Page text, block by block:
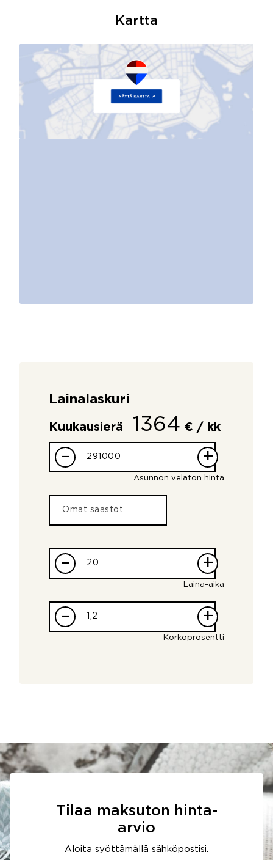
Kartta
Lainalaskuri
Kuukausierä 1364 € / kk
– +
Asunnon velaton hinta
– +
Laina-aika
– +
Korkoprosentti
Tilaa maksuton hinta-
arvio
Aloita syöttämällä sähköpostisi.